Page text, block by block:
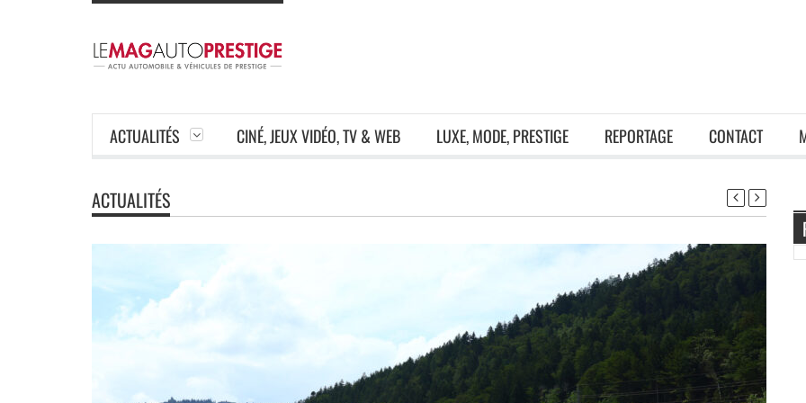
ACTUALITÉS CINÉ, JEUX VIDÉO, TV & WEB LUXE, MODE, PRESTIGE REPORTAGE CONTACT
ACTUALITÉS